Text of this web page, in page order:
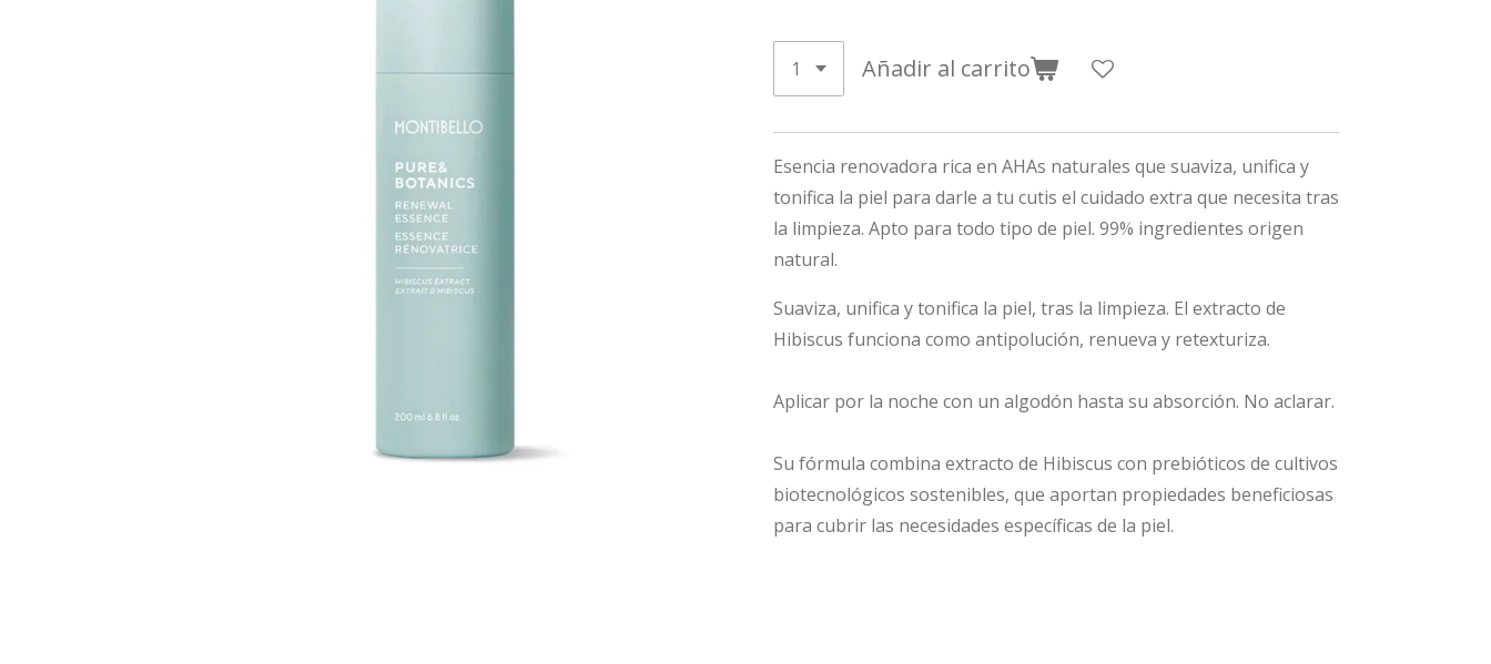
Añadir al carrito
Esencia renovadora rica en AHAs naturales que suaviza, unifica y
tonifica la piel para darle a tu cutis el cuidado extra que necesita tras
la limpieza. Apto para todo tipo de piel. 99% ingredientes origen
natural.
Suaviza, unifica y tonifica la piel, tras la limpieza. El extracto de
Hibiscus funciona como antipolución, renueva y retexturiza.
Aplicar por la noche con un algodón hasta su absorción. No aclarar.
Su fórmula combina extracto de Hibiscus con prebióticos de cultivos
biotecnológicos sostenibles, que aportan propiedades beneficiosas
para cubrir las necesidades específicas de la piel.